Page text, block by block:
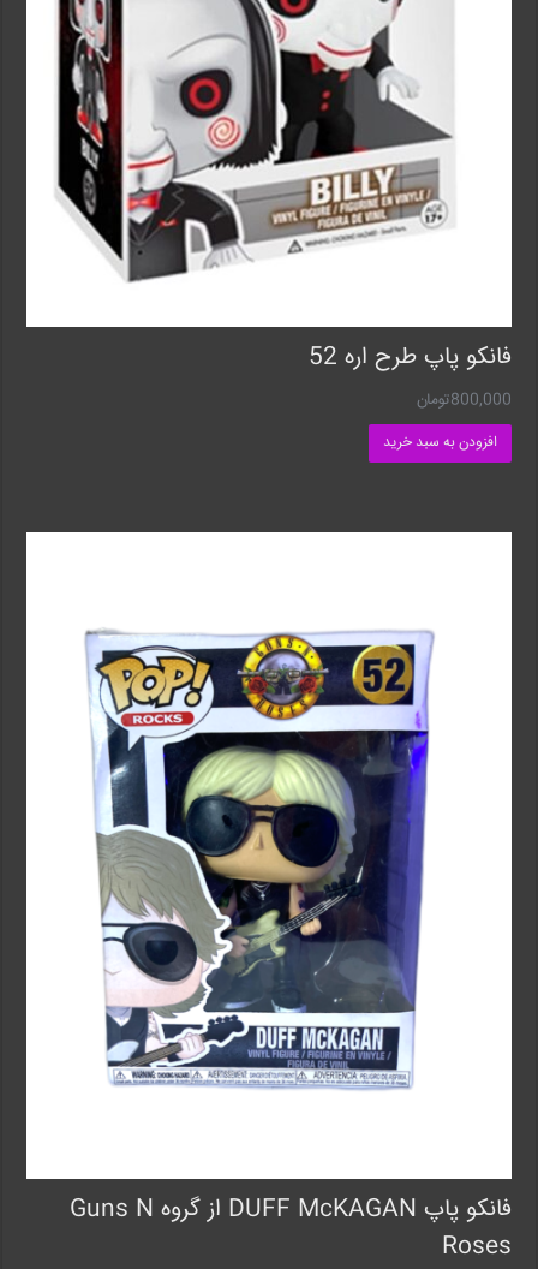
فانکو پاپ طرح اره 52
800,000تومان
افزودن به سبد خرید
فانکو پاپ DUFF McKAGAN از گروه Guns N
Roses